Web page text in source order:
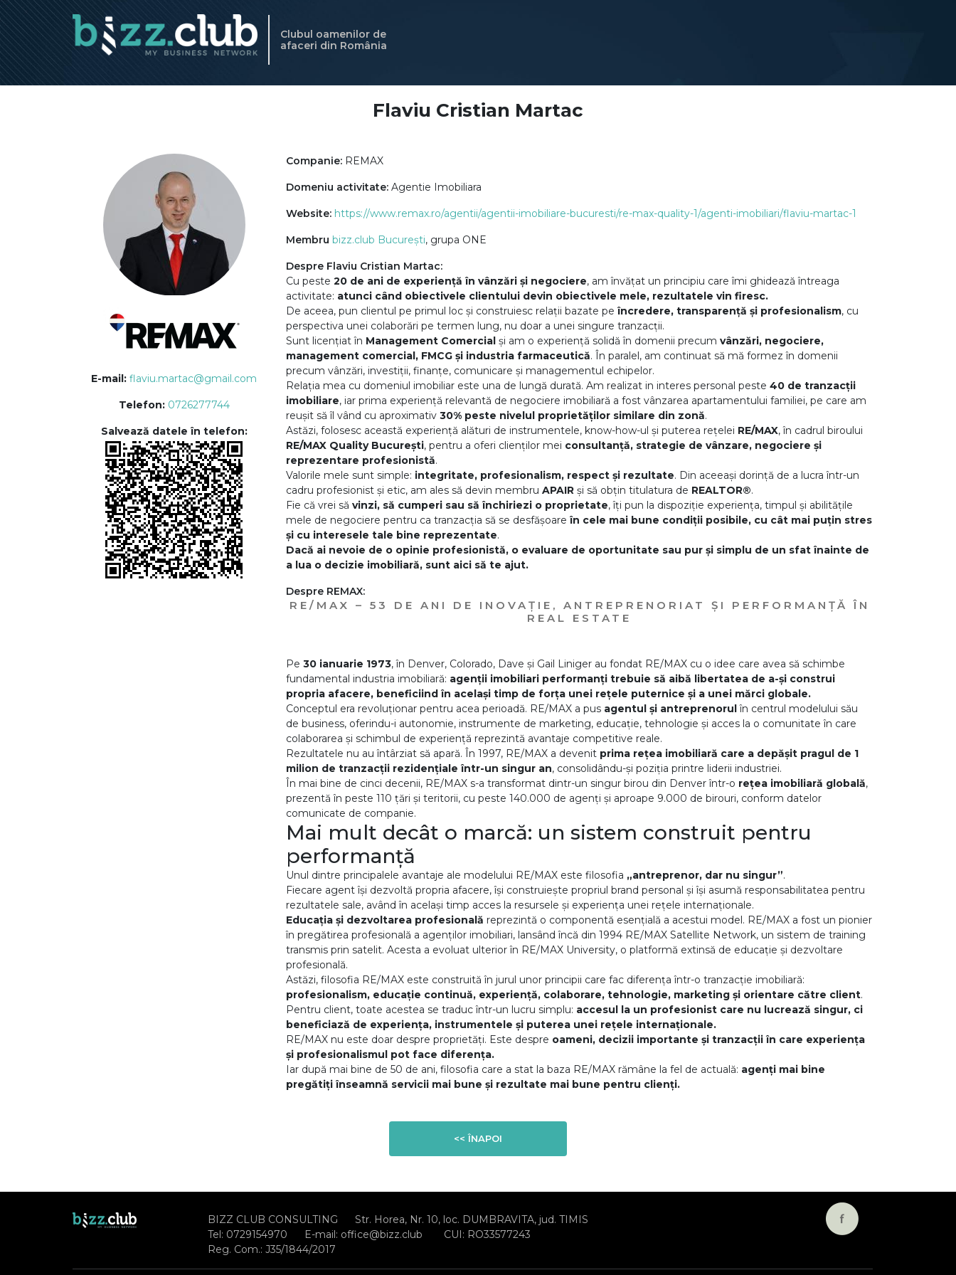
Clubul oamenilor de
afaceri din România
Flaviu Cristian Martac
E-mail: flaviu.martac@gmail.com
Telefon: 0726277744
Salvează datele în telefon:
Companie: REMAX
Domeniu activitate: Agentie Imobiliara
Website: https://www.remax.ro/agentii/agentii-imobiliare-bucuresti/re-max-quality-1/agenti-imobiliari/flaviu-martac-1
Membru bizz.club București, grupa ONE
Despre Flaviu Cristian Martac:
Cu peste 20 de ani de experiență în vânzări și negociere, am învățat un principiu care îmi ghidează întreaga
activitate: atunci când obiectivele clientului devin obiectivele mele, rezultatele vin firesc.
De aceea, pun clientul pe primul loc și construiesc relații bazate pe încredere, transparență și profesionalism, cu
perspectiva unei colaborări pe termen lung, nu doar a unei singure tranzacții.
Sunt licențiat în Management Comercial și am o experiență solidă în domenii precum vânzări, negociere,
management comercial, FMCG și industria farmaceutică. În paralel, am continuat să mă formez în domenii
precum vânzări, investiții, finanțe, comunicare și managementul echipelor.
Relația mea cu domeniul imobiliar este una de lungă durată. Am realizat in interes personal peste 40 de tranzacții
imobiliare, iar prima experiență relevantă de negociere imobiliară a fost vânzarea apartamentului familiei, pe care am
reușit să îl vând cu aproximativ 30% peste nivelul proprietăților similare din zonă.
Astăzi, folosesc această experiență alături de instrumentele, know-how-ul și puterea rețelei RE/MAX, în cadrul biroului
RE/MAX Quality București, pentru a oferi clienților mei consultanță, strategie de vânzare, negociere și
reprezentare profesionistă.
Valorile mele sunt simple: integritate, profesionalism, respect și rezultate. Din aceeași dorință de a lucra într-un
cadru profesionist și etic, am ales să devin membru APAIR și să obțin titulatura de REALTOR®.
Fie că vrei să vinzi, să cumperi sau să închiriezi o proprietate, îți pun la dispoziție experiența, timpul și abilitățile
mele de negociere pentru ca tranzacția să se desfășoare în cele mai bune condiții posibile, cu cât mai puțin stres
și cu interesele tale bine reprezentate.
Dacă ai nevoie de o opinie profesionistă, o evaluare de oportunitate sau pur și simplu de un sfat înainte de
a lua o decizie imobiliară, sunt aici să te ajut.
Despre REMAX:
RE/MAX – 53 DE ANI DE INOVAȚIE, ANTREPRENORIAT ȘI PERFORMANȚĂ ÎN
REAL ESTATE
Pe 30 ianuarie 1973, în Denver, Colorado, Dave și Gail Liniger au fondat RE/MAX cu o idee care avea să schimbe
fundamental industria imobiliară: agenții imobiliari performanți trebuie să aibă libertatea de a-și construi
propria afacere, beneficiind în același timp de forța unei rețele puternice și a unei mărci globale.
Conceptul era revoluționar pentru acea perioadă. RE/MAX a pus agentul și antreprenorulîn centrul modelului său
de business, oferindu-i autonomie, instrumente de marketing, educație, tehnologie și acces la o comunitate în care
colaborarea și schimbul de experiență reprezintă avantaje competitive reale.
Rezultatele nu au întârziat să apară. În 1997, RE/MAX a devenit prima rețea imobiliară care a depășit pragul de 1
milion de tranzacții rezidențiale într-un singur an, consolidându-și poziția printre liderii industriei.
În mai bine de cinci decenii, RE/MAX s-a transformat dintr-un singur birou din Denver într-o rețea imobiliară globală,
prezentă în peste 110 țări și teritorii, cu peste 140.000 de agenți și aproape 9.000 de birouri, conform datelor
comunicate de companie.
Mai mult decât o marcă: un sistem construit pentru
performanță
Unul dintre principalele avantaje ale modelului RE/MAX este filosofia „antreprenor, dar nu singur”.
Fiecare agent își dezvoltă propria afacere, își construiește propriul brand personal și își asumă responsabilitatea pentru
rezultatele sale, având în același timp acces la resursele și experiența unei rețele internaționale.
Educația și dezvoltarea profesională reprezintă o componentă esențială a acestui model. RE/MAX a fost un pionier
în pregătirea profesională a agenților imobiliari, lansând încă din 1994 RE/MAX Satellite Network, un sistem de training
transmis prin satelit. Acesta a evoluat ulterior în RE/MAX University, o platformă extinsă de educație și dezvoltare
profesională.
Astăzi, filosofia RE/MAX este construită în jurul unor principii care fac diferența într-o tranzacție imobiliară:
profesionalism, educație continuă, experiență, colaborare, tehnologie, marketing și orientare către client.
Pentru client, toate acestea se traduc într-un lucru simplu: accesul la un profesionist care nu lucrează singur, ci
beneficiază de experiența, instrumentele și puterea unei rețele internaționale.
RE/MAX nu este doar despre proprietăți. Este despre oameni, decizii importante și tranzacții în care experiența
și profesionalismul pot face diferența.
Iar după mai bine de 50 de ani, filosofia care a stat la baza RE/MAX rămâne la fel de actuală: agenți mai bine
pregătiți înseamnă servicii mai bune și rezultate mai bune pentru clienți.
<< ÎNAPOI
BIZZ CLUB CONSULTING
Str. Horea, Nr. 10, loc. DUMBRAVITA, jud. TIMIS
Tel: 0729154970 E-mail: office@bizz.club
CUI: RO33577243
Reg. Com.: J35/1844/2017